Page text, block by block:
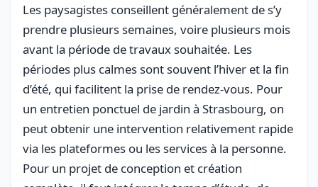
Les paysagistes conseillent généralement de s’y
prendre plusieurs semaines, voire plusieurs mois
avant la période de travaux souhaitée. Les
périodes plus calmes sont souvent l’hiver et la fin
d’été, qui facilitent la prise de rendez-vous. Pour
un entretien ponctuel de jardin à Strasbourg, on
peut obtenir une intervention relativement rapide
via les plateformes ou les services à la personne.
Pour un projet de conception et création